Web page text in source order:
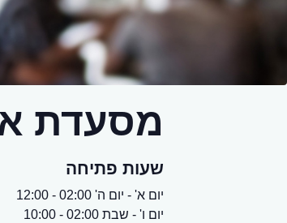
מסעדת
שעות פתיחה
יום א' - יום ה' 02:00 - 12:00
יום ו' - שבת 02:00 - 10:00